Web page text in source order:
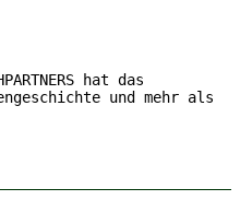
hat das
und mehr als